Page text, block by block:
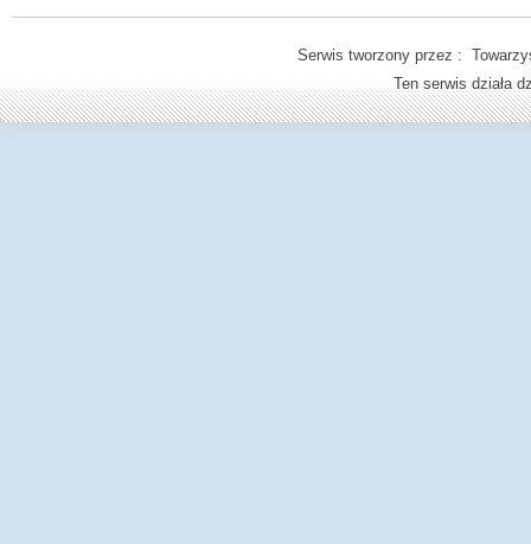
Serwis tworzony przez :
Ten serwis działa